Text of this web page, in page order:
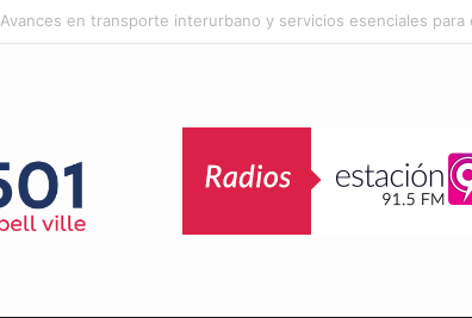
Bell Ville albergará la 23ª edición del Campeonato Provincial